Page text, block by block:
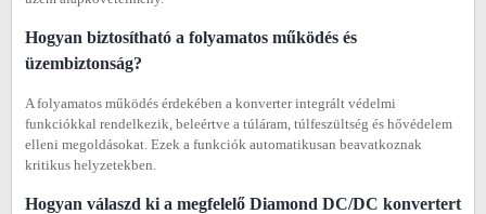
Hogyan biztosítható a folyamatos működés és
üzembiztonság?
A folyamatos működés érdekében a konverter integrált védelmi
funkciókkal rendelkezik, beleértve a túláram, túlfeszültség és hővédelem
elleni megoldásokat. Ezek a funkciók automatikusan beavatkoznak
kritikus helyzetekben.
Hogyan válaszd ki a megfelelő Diamond DC/DC konvertert